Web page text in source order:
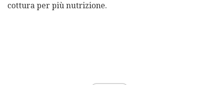
cottura per più nutrizione.